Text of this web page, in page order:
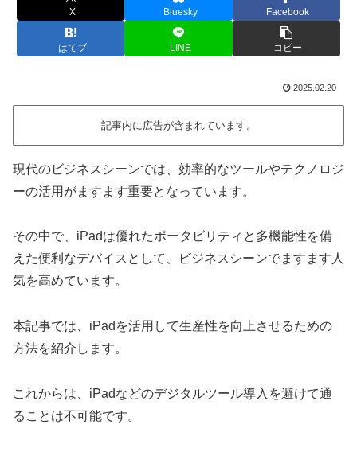
X Bluesky Facebook
はてブ LINE コピー
2025.02.20
記事内に広告が含まれています。
現代のビジネスシーンでは、効率的なツールやテクノロジ
ーの活用がますます重要となっています。
その中で、iPadは優れたポータビリティと多機能性を備
えた便利なデバイスとして、ビジネスシーンでますます人
気を高めています。
本記事では、iPadを活用して生産性を向上させるための
方法を紹介します。
これからは、iPadなどのデジタルツール導入を避けて通
ることは不可能です。